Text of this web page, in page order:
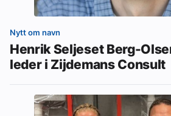
Nytt om navn
Henrik Seljeset Berg-
leder i Zijdemans Consult